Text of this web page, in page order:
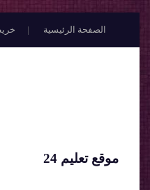
الصفحة الرئيسية
موقع تعليم 24